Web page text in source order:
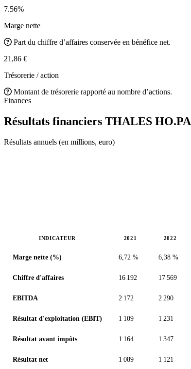
7.56%
Marge nette
Part du chiffre d’affaires conservée en bénéfice net.
21,86 €
Trésorerie / action
Montant de trésorerie rapporté au nombre d’actions.
Finances
Résultats financiers THALES HO.PA
Résultats annuels (en millions, euro)
INDICATEUR 2021 2022
Marge nette (%) 6,72 % 6,38 %
Chiffre d'affaires 16 192 17 569
EBITDA 2 172 2 290
Résultat d'exploitation (EBIT) 1 109 1 231
Résultat avant impôts 1 164 1 347
Résultat net 1 089 1 121